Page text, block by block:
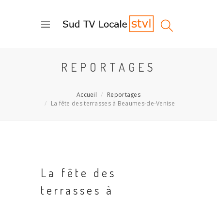
REPORTAGES
Accueil
Reportages
La fête des terrasses à Beaumes-de-Venise
La fête des
terrasses à